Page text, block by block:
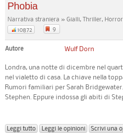
Phobia
Narrativa straniera » Gialli, Thriller, Horror
10872
9
Autore Wulf Dorn
Londra, una notte di dicembre nel
nel vialetto di casa. La chiave nella
Rumori familiari per Sarah
Stephen. Eppure indossa gli abiti di
Leggi tutto Leggi le opinioni Scrivi una